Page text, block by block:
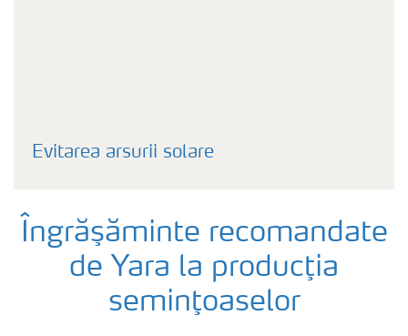
Evitarea arsurii solare
Îngrăşăminte recomandate
de Yara la producţia
seminţoaselor